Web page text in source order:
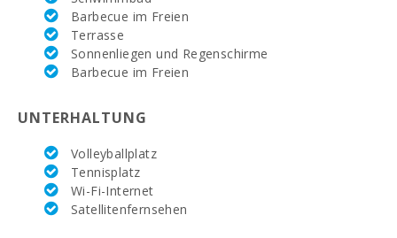
Wohnzimmer:
Toiletten:
Privates Badezimmer im Schlafzimmer (Suite):
Schlafzimmer mit zwei Einzelbetten (90x200):
Doppelbett-Schlafzimmer (150X200):
Anzahl der Personen:
Barbecue im Freien
Terrasse
Sonnenliegen und Regenschirme
Barbecue im Freien
UNTERHALTUNG
Volleyballplatz
Tennisplatz
Wi-Fi-Internet
Satellitenfernsehen